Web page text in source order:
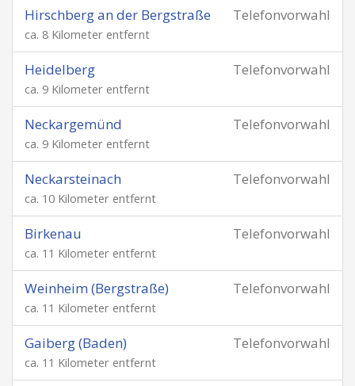
Telefonvorwahl
Hirschberg an der Bergstraße
ca. 8 Kilometer entfernt
Telefonvorwahl
Heidelberg
ca. 9 Kilometer entfernt
Telefonvorwahl
Neckargemünd
ca. 9 Kilometer entfernt
Telefonvorwahl
Neckarsteinach
ca. 10 Kilometer entfernt
Telefonvorwahl
Birkenau
ca. 11 Kilometer entfernt
Telefonvorwahl
Weinheim (Bergstraße)
ca. 11 Kilometer entfernt
Telefonvorwahl
Gaiberg (Baden)
ca. 11 Kilometer entfernt